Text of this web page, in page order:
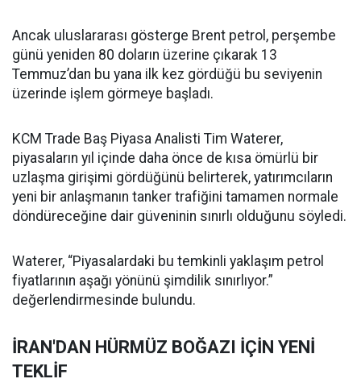
Ancak uluslararası gösterge Brent petrol, perşembe
günü yeniden 80 doların üzerine çıkarak 13
Temmuz’dan bu yana ilk kez gördüğü bu seviyenin
üzerinde işlem görmeye başladı.
KCM Trade Baş Piyasa Analisti Tim Waterer,
piyasaların yıl içinde daha önce de kısa ömürlü bir
uzlaşma girişimi gördüğünü belirterek, yatırımcıların
yeni bir anlaşmanın tanker trafiğini tamamen normale
döndüreceğine dair güveninin sınırlı olduğunu söyledi.
Waterer, “Piyasalardaki bu temkinli yaklaşım petrol
fiyatlarının aşağı yönünü şimdilik sınırlıyor.”
değerlendirmesinde bulundu.
İRAN'DAN HÜRMÜZ BOĞAZI İÇİN YENİ
TEKLİF